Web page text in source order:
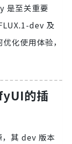
是至关重要
dev 及
化使用体验，
的插
其 dev 版本